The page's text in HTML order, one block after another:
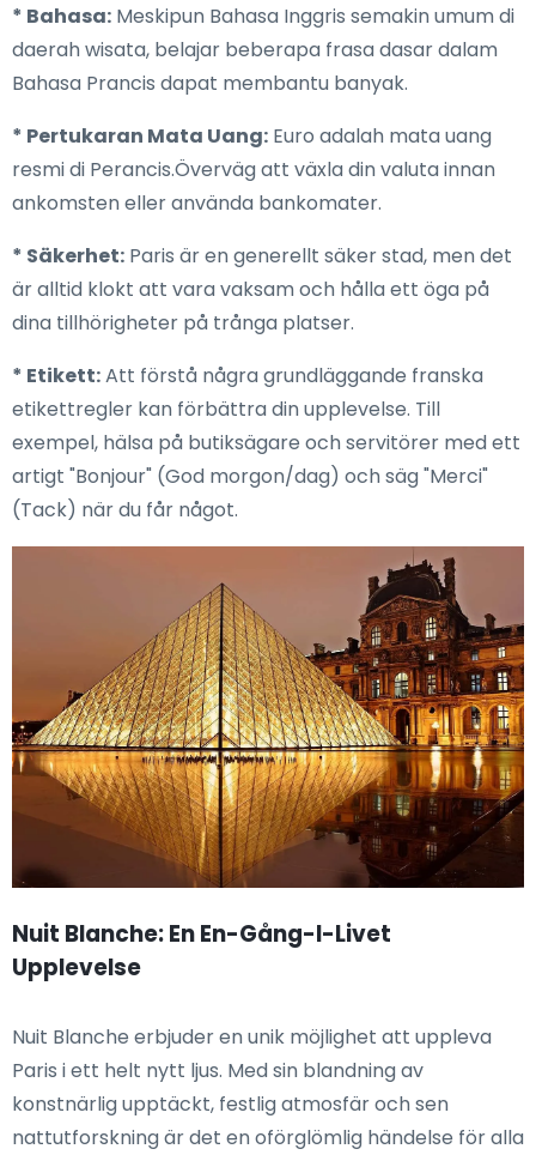
* Bahasa: Meskipun Bahasa Inggris semakin umum di
daerah wisata, belajar beberapa frasa dasar dalam
Bahasa Prancis dapat membantu banyak.
* Pertukaran Mata Uang: Euro adalah mata uang
resmi di Perancis.Överväg att växla din valuta innan
ankomsten eller använda bankomater.
* Säkerhet: Paris är en generellt säker stad, men det
är alltid klokt att vara vaksam och hålla ett öga på
dina tillhörigheter på trånga platser.
* Etikett:Att förstå några grundläggande franska
etikettregler kan förbättra din upplevelse. Till
exempel, hälsa på butiksägare och servitörer med ett
artigt "Bonjour" (God morgon/dag) och säg "Merci"
(Tack) när du får något.
Nuit Blanche: En En-Gång-I-Livet
Upplevelse
Nuit Blanche erbjuder en unik möjlighet att uppleva
Paris i ett helt nytt ljus. Med sin blandning av
konstnärlig upptäckt, festlig atmosfär och sen
nattutforskning är det en oförglömlig händelse för alla